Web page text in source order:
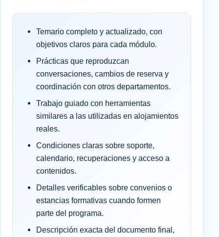
Temario completo y actualizado, con
objetivos claros para cada módulo.
Prácticas que reproduzcan
conversaciones, cambios de reserva y
coordinación con otros departamentos.
Trabajo guiado con herramientas
similares a las utilizadas en alojamientos
reales.
Condiciones claras sobre soporte,
calendario, recuperaciones y acceso a
contenidos.
Detalles verificables sobre convenios o
estancias formativas cuando formen
parte del programa.
Descripción exacta del documento final,